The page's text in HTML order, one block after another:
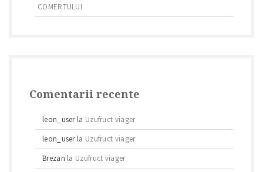
COMERTULUI
Comentarii recente
leon_userla Uzufruct viager
leon_userla Uzufruct viager
Brezan la Uzufruct viager